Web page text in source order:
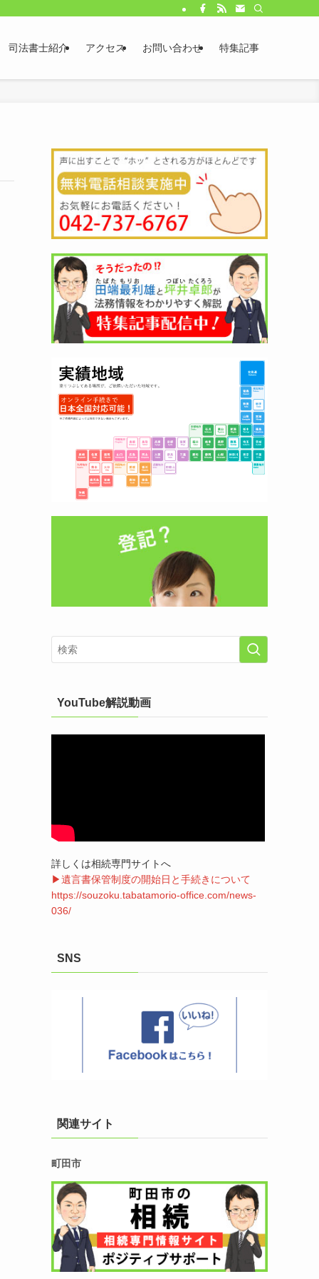
司法書士紹介 アクセス お問い合わせ 特集記事
YouTube解説動画
詳しくは相続専門サイトへ
▶遺言書保管制度の開始日と手続きについて
https://souzoku.tabatamorio-office.com/news-
036/
SNS
関連サイト
町田市